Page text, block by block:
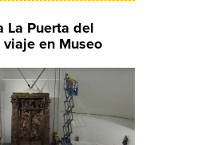
La Puerta del
viaje en Museo